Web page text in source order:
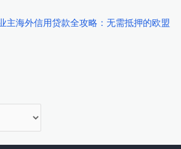
主海外信用贷款全攻略：无需抵押的欧盟